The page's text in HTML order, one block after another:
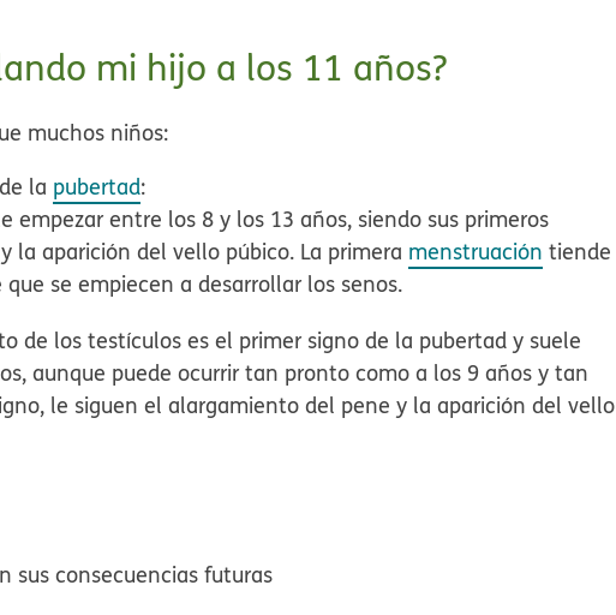
mi hijo a los 11 años?
muchos niños:
la pubertad:
empezar entre los 8 y los 13 años, siendo sus primeros
la aparición del vello púbico. La primera menstruación tiende
se empiecen a desarrollar los senos.
de los testículos es el primer signo de la pubertad y suele
aunque puede ocurrir tan pronto como a los 9 años y tan
le siguen el alargamiento del pene y la aparición del vello
sus consecuencias futuras